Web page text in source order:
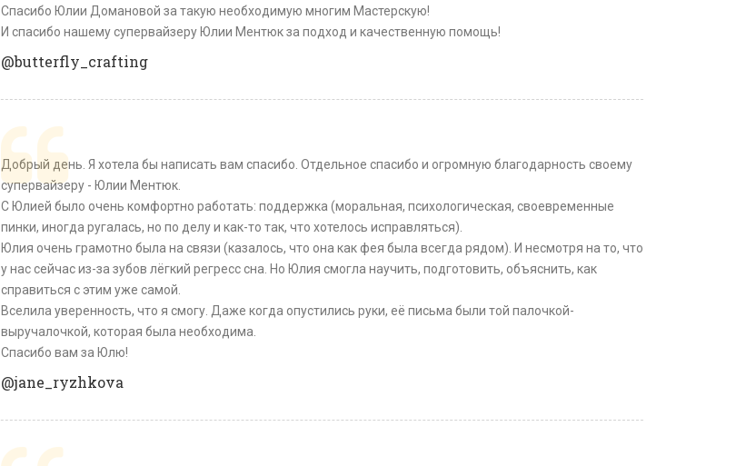
Спасибо Юлии Домановой за такую необходимую многим Мастерскую!
И спасибо нашему супервайзеру Юлии Ментюк за подход и качественную помощь!
@butterfly_crafting
Добрый день. Я хотела бы написать вам спасибо. Отдельное спасибо и огромную благодарность своему
супервайзеру - Юлии Ментюк.
С Юлией было очень комфортно работать: поддержка (моральная, психологическая, своевременные
пинки, иногда ругалась, но по делу и как-то так, что хотелось исправляться).
Юлия очень грамотно была на связи (казалось, что она как фея была всегда рядом). И несмотря на то, что
у нас сейчас из-за зубов лёгкий регресс сна. Но Юлия смогла научить, подготовить, объяснить, как
справиться с этим уже самой.
Вселила уверенность, что я смогу. Даже когда опустились руки, её письма были той палочкой-
выручалочкой, которая была необходима.
Спасибо вам за Юлю!
@jane_ryzhkova